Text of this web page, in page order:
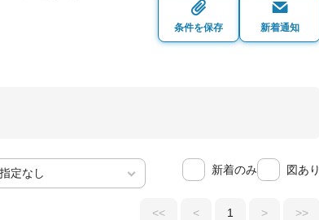
条件を保存 新着通知
新着のみ 図あり
<< < 1 > >>